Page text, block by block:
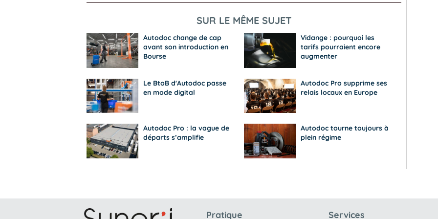
SUR LE MÊME SUJET
Autodoc change de cap
avant son introduction en
Bourse
Vidange : pourquoi les
tarifs pourraient encore
augmenter
Le BtoB d'Autodoc passe
en mode digital
Autodoc Pro supprime ses
relais locaux en Europe
Autodoc Pro : la vague de
départs s’amplifie
Autodoc tourne toujours à
plein régime
Pratique Services